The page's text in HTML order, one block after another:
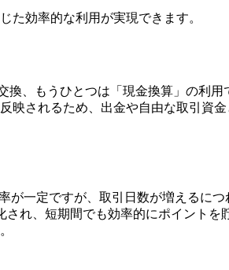
た効率的な利用が実現できます。
、もうひとつは「現金換算」の利
されるため、出金や自由な取引資
一定ですが、取引日数が増えるに
れ、短期間でも効率的にポイント